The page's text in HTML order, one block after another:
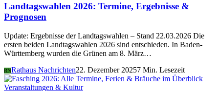
Landtagswahlen 2026: Termine, Ergebnisse &
Prognosen
Update: Ergebnisse der Landtagswahlen – Stand 22.03.2026 Die
ersten beiden Landtagswahlen 2026 sind entschieden. In Baden-
Württemberg wurden die Grünen am 8. März…
RNRathaus Nachrichten22. Dezember 20257 Min. Lesezeit
Veranstaltungen & Kultur